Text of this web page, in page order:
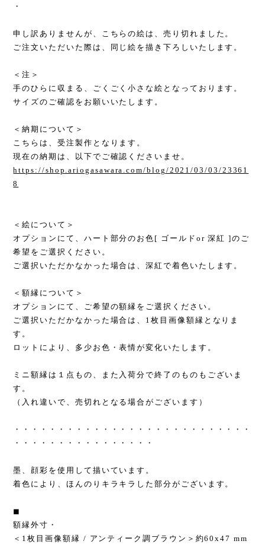
・
申し訳ありませんが、こちらの絵は、売り切れました。
ご注文いただいた際は、同じ絵を描き下ろしいたします。
＜注＞
手のひらに収まる、ごくごく小さな絵となっております。
サイズのご確認をお願いいたします。
＜納期について＞
こちらは、受注製作となります。
現在の納期は、以下でご確認くださいませ。
https://shop.ariogasawara.com/blog/2021/03/03/23361
8
＜絵について＞
オプションにて、ハート部分のお色[ ゴールドor 深紅 ]のご
希望をご選択ください。
ご選択いただかなかった場合は、深紅で着色いたします。
＜額縁について＞
オプションにて、ご希望の額縁をご選択ください。
ご選択いただかなかった場合は、1枚目画像額縁となりま
す。
ロットにより、多少お色・表情が変化いたします。
ミニ額縁は１点もの、また入荷分で終了のものもございま
す。
（入れ違いで、売切れとなる場合がございます）
・・・・・・・・・・・・・・・・・・・・・・・・・・・
・・・・・・・・・・・・・・・・
墨、顔彩を使用して描いています。
着色により、ほんのりキラキラした部分がございます。
◼︎
額縁外寸・
＜1枚目画像額縁 / アンティーク調ブラウン＞約60x47 mm